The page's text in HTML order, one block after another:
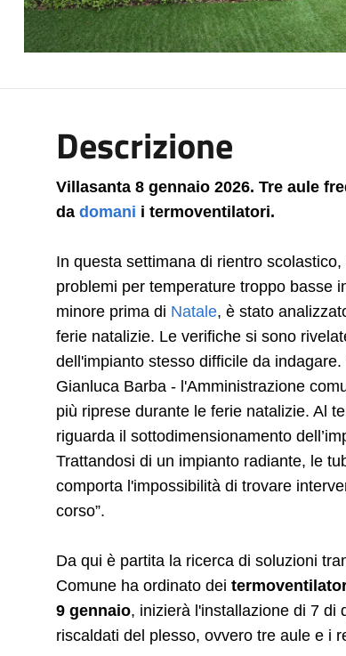
Descrizione
Villasanta 8 gennaio 2026. Tre aule
da domani i termoventilatori.
In questa settimana di rientro
problemi per temperature troppo basse
minore prima di Natale, è stato
ferie natalizie. Le verifiche si sono
dell'impianto stesso difficile da
Gianluca Barba - l'Amministrazione
più riprese durante le ferie natalizie. Al
riguarda il sottodimensionamento
Trattandosi di un impianto radiante, le
comporta l'impossibilità di trovare
corso”.
Da qui è partita la ricerca di soluzioni
Comune ha ordinato dei
9 gennaio, inizierà l'installazione di 7 di
riscaldati del plesso, ovvero tre aule e i